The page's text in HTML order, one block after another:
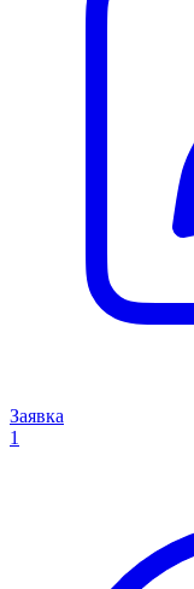
Заявка
1